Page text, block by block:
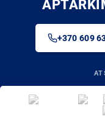
+370 609